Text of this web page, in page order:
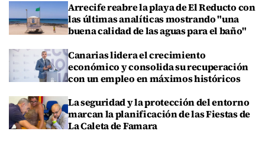
Arrecife reabre la playa de El Reducto con
las últimas analíticas mostrando "una
buena calidad de las aguas para el baño"
Canarias lidera el crecimiento
económico y consolida su recuperación
con un empleo en máximos históricos
La seguridad y la protección del entorno
marcan la planificación de las Fiestas de
La Caleta de Famara